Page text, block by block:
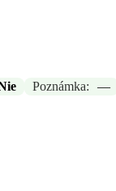
19:19
Poznámka: —